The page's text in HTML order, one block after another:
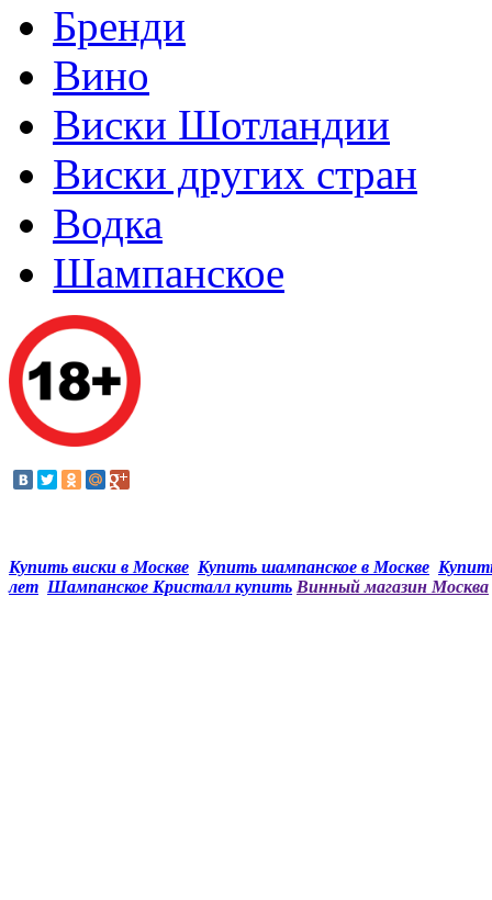
Бренди
Вино
Виски Шотландии
Виски других стран
Водка
Шампанское
Купить виски в Москве Купить шампанское в Москве
лет Шампанское Кристалл купить Винный магазин Москва